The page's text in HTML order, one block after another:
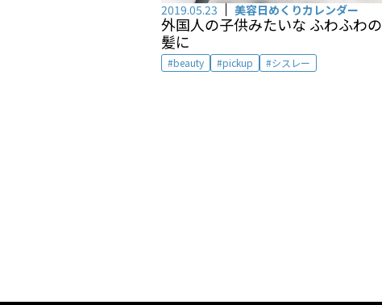
2019.05.23 美容日めくりカレンダー
外国人の子供みたいな ふわふわの
髪に
beauty pickup シスレー